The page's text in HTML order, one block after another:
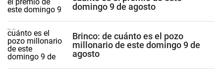
domingo 9 de agosto
Brinco: de cuánto es el pozo
millonario de este domingo 9 de
agosto